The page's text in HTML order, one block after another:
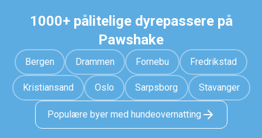
1000+ pålitelige dyrepassere på
Pawshake
Bergen Drammen Fornebu Fredrikstad
Kristiansand Oslo Sarpsborg Stavanger
Populære byer med hundeovernatting